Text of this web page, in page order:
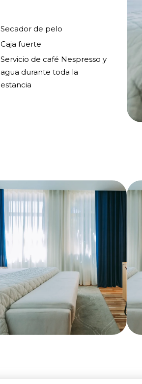
Secador de pelo
Caja fuerte
Servicio de café Nespresso y
agua durante toda la
estancia